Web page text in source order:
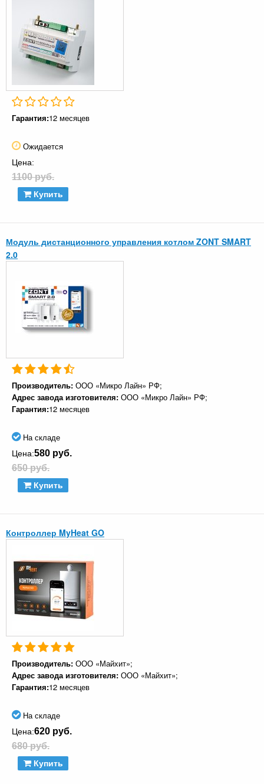
Гарантия:12 месяцев
Ожидается
Цена:
1100 руб.
Купить
Модуль дистанционного управления котлом ZONT SMART
2.0
Производитель: ООО «Микро Лайн» РФ;
Адрес завода изготовителя: ООО «Микро Лайн» РФ;
Гарантия:12 месяцев
На складе
Цена:580 руб.
650 руб.
Купить
Контроллер MyHeat GO
Производитель: ООО «Майхит»;
Адрес завода изготовителя: ООО «Майхит»;
Гарантия:12 месяцев
На складе
Цена:620 руб.
680 руб.
Купить